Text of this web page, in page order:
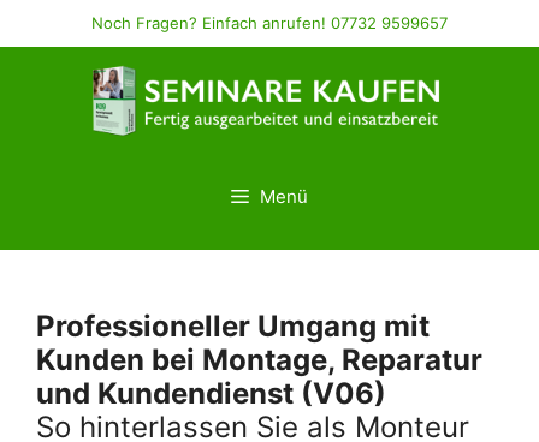
Inhalt
Noch Fragen? Einfach anrufen! 07732 9599657
Menü
Professioneller Umgang mit
Kunden bei Montage, Reparatur
und Kundendienst (V06)
So hinterlassen Sie als Monteur